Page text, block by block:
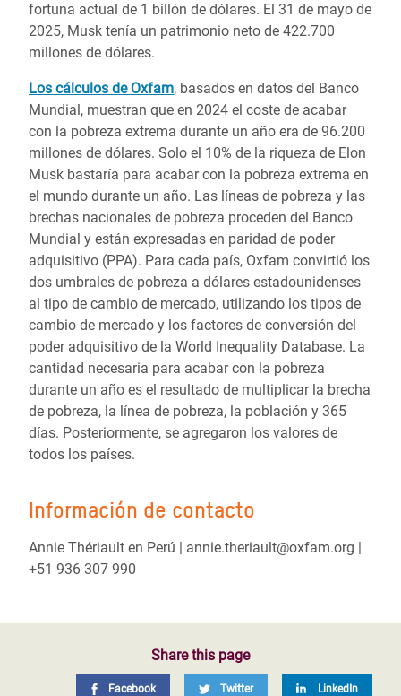
fortuna actual de 1 billón de dólares. El 31 de mayo de
2025, Musk tenía un patrimonio neto de 422.700
millones de dólares.
Los cálculos de Oxfam, basados en datos del Banco
Mundial, muestran que en 2024 el coste de acabar
con la pobreza extrema durante un año era de 96.200
millones de dólares. Solo el 10% de la riqueza de Elon
Musk bastaría para acabar con la pobreza extrema en
el mundo durante un año. Las líneas de pobreza y las
brechas nacionales de pobreza proceden del Banco
Mundial y están expresadas en paridad de poder
adquisitivo (PPA). Para cada país, Oxfam convirtió los
dos umbrales de pobreza a dólares estadounidenses
al tipo de cambio de mercado, utilizando los tipos de
cambio de mercado y los factores de conversión del
poder adquisitivo de la World Inequality Database. La
cantidad necesaria para acabar con la pobreza
durante un año es el resultado de multiplicar la brecha
de pobreza, la línea de pobreza, la población y 365
días. Posteriormente, se agregaron los valores de
todos los países.
Información de contacto
Annie Thériault en Perú | annie.theriault@oxfam.org |
+51 936 307 990
Share this page
Facebook Twitter LinkedIn